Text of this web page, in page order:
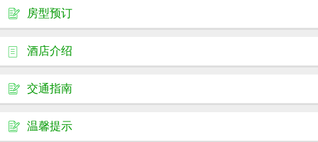
房型预订
酒店介绍
交通指南
温馨提示